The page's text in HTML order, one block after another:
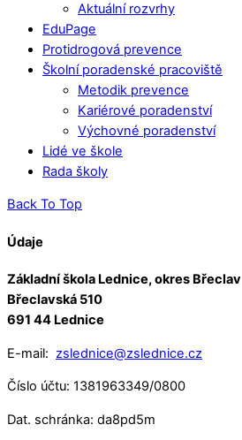
Aktuální rozvrhy
EduPage
Protidrogová prevence
Školní poradenské pracoviště
Metodik prevence
Kariérové poradenství
Výchovné poradenství
Lidé ve škole
Rada školy
Back To Top
Údaje
Základní škola Lednice, okres Břeclav
Břeclavská 510
691 44 Lednice
E-mail: zslednice@zslednice.cz
Číslo účtu: 1381963349/0800
Dat. schránka: da8pd5m